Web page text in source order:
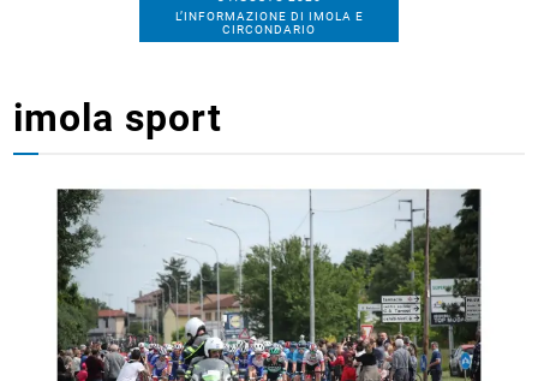
L’INFORMAZIONE DI IMOLA E
CIRCONDARIO
imola sport